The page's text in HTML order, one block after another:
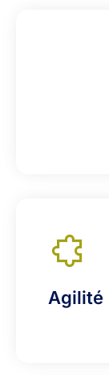
Agilité